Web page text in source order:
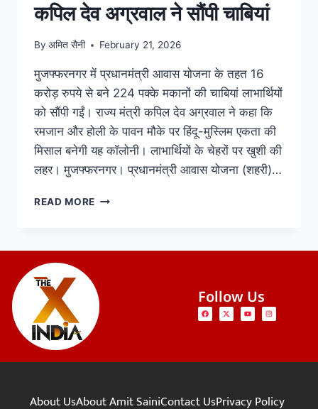
कपिल देव अग्रवाल ने सौंपी चाबियां
By अमित सैनी February 21, 2026
मुजफ्फरनगर में प्रधानमंत्री आवास योजना के तहत 16
करोड़ रुपये से बने 224 पक्के मकानों की चाबियां लाभार्थियों
को सौंपी गईं। राज्य मंत्री कपिल देव अग्रवाल ने कहा कि
रमजान और होली के पावन मौके पर हिंदू-मुस्लिम एकता की
मिसाल बनेगी यह कॉलोनी। लाभार्थियों के चेहरों पर खुशी की
लहर। मुजफ्फरनगर। प्रधानमंत्री आवास योजना (शहरी)…
READ MORE
Follow Us
About UsAbout Amit SainiContact UsPrivacy Policy